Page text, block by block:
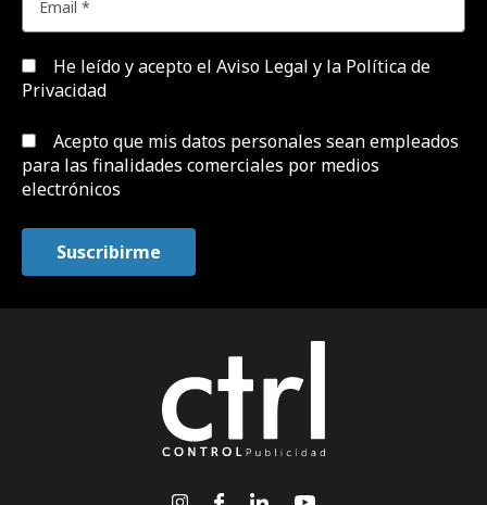
He leído y acepto el Aviso Legal y la Política de
Privacidad
Acepto que mis datos personales sean empleados
para las finalidades comerciales por medios
electrónicos